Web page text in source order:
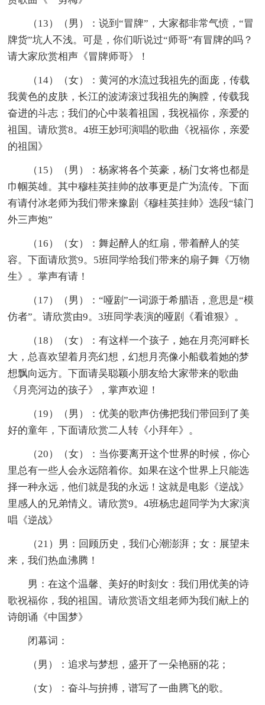
（13）（男）：说到“冒牌”，大家都非常气愤，“冒
牌货”坑人不浅。可是，你们听说过“师哥”有冒牌的吗？
请大家欣赏相声《冒牌师哥》！
（14）（女）：黄河的水流过我祖先的面庞，传载
我黄色的皮肤，长江的波涛滚过我祖先的胸膛，传载我
奋进的斗志；我们的心中装着祖国，我祝福你，亲爱的
祖国。请欣赏8。4班王妙珂演唱的歌曲《祝福你，亲爱
的祖国》
（15）（男）：杨家将各个英豪，杨门女将也都是
巾帼英雄。其中穆桂英挂帅的故事更是广为流传。下面
有请付冰老师为我们带来豫剧《穆桂英挂帅》选段“辕门
外三声炮”
（16）（女）：舞起醉人的红扇，带着醉人的笑
容。下面请欣赏9。5班同学给我们带来的扇子舞《万物
生》。掌声有请！
（17）（男）：“哑剧”一词源于希腊语，意思是“模
仿者”。请欣赏由9。3班同学表演的哑剧《看谁狠》。
（18）（女）：有这样一个孩子，她在月亮河畔长
大，总喜欢望着月亮幻想，幻想月亮像小船载着她的梦
想飘向远方。下面请吴聪颖小朋友给大家带来的歌曲
《月亮河边的孩子》，掌声欢迎！
（19）（男）：优美的歌声仿佛把我们带回到了美
好的童年，下面请欣赏二人转《小拜年》。
（20）（女）：当你要离开这个世界的时候，你心
里总有一些人会永远陪着你。如果在这个世界上只能选
择一种永远，他们就是我的永远！这就是电影《逆战》
里感人的兄弟情义。请欣赏9。4班杨忠超同学为大家演
唱《逆战》
（21）男：回顾历史，我们心潮澎湃；女：展望未
来，我们热血沸腾！
男：在这个温馨、美好的时刻女：我们用优美的诗
歌祝福你，我的祖国。请欣赏语文组老师为我们献上的
诗朗诵《中国梦》
闭幕词：
（男）：追求与梦想，盛开了一朵艳丽的花；
（女）：奋斗与拚搏，谱写了一曲腾飞的歌。